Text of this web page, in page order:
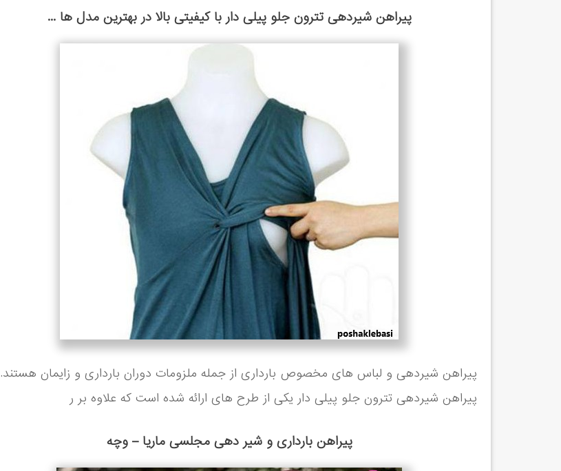
پیراهن شیردهی تترون جلو پیلی دار با کیفیتی بالا در بهترین مدل ها ...
پیراهن شیردهی و لباس های مخصوص بارداری از جمله ملزومات دوران بارداری و زایمان هستند.
پیراهن شیردهی تترون جلو پیلی دار یکی از طرح های ارائه شده است که علاوه بر ر
پیراهن بارداری و شیر دهی مجلسی ماریا – وچه